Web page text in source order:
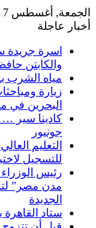
الجمعة, أغسطس 7 2026
أخبار عاجلة
اسرة جريدة
والكابتن
مياه الشرب
زيارة
البحرين في
كادينا سير
جونيور
التعليم
للتسجيل
رئيس
مدن مصر”
الجديدة
ستاد القاهرة يستضيف